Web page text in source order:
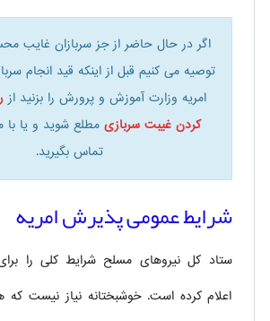
اگر در حال حاضر از جز سربازان غایب
توصیه می کنیم قبل از اینکه قید انجام
امریه وزارت آموزش و پرورش را بزنید از
کردن غیبت سربازی مطلع شوید و یا با
تماس بگیرید.
شرایط عمومی پذیرش امریه
ستاد کل نیروهای مسلح شرایط کلی را
اعلام کرده است. خوشبختانه نیاز نیست